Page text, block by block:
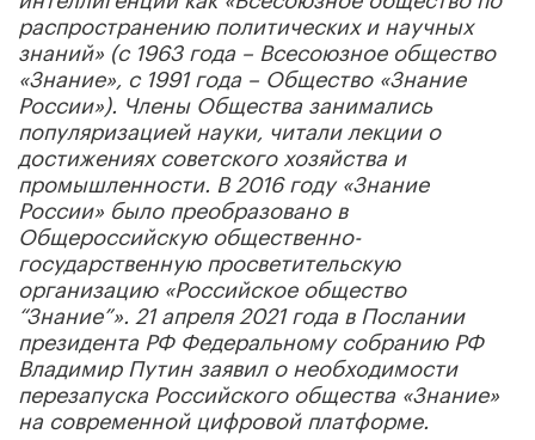
распространению политических и научных
знаний» (с 1963 года – Всесоюзное общество
«Знание», с 1991 года – Общество «Знание
России»). Члены Общества занимались
популяризацией науки, читали лекции о
достижениях советского хозяйства и
промышленности. В 2016 году «Знание
России» было преобразовано в
Общероссийскую общественно-
государственную просветительскую
организацию «Российское общество
“Знание”». 21 апреля 2021 года в Послании
президента РФ Федеральному собранию РФ
Владимир Путин заявил о необходимости
перезапуска Российского общества «Знание»
на современной цифровой платформе.